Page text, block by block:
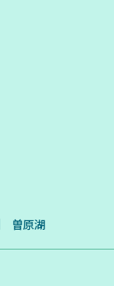
曽原湖